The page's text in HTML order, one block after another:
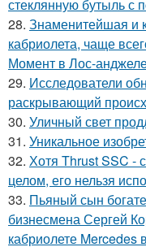
стеклянную бутыль с
28. Знаменитейшая и
кабриолета, чаще
Момент в Лос-
29. Исследователи
раскрывающий
30. Уличный свет
31. Уникальное
32. Хотя Thrust SSC -
целом, его нельзя
33. Пьяный сын
бизнесмена Сергей
кабриолете